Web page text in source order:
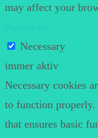
may affect your
Necessary
immer aktiv
Necessary cookies
to function
that ensures basic